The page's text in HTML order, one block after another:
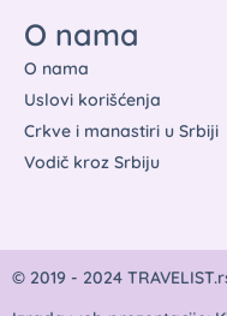
O nama
O nama
Uslovi korišćenja
Crkve i manastiri u Srbiji
Vodič kroz Srbiju
© 2019 - 2024